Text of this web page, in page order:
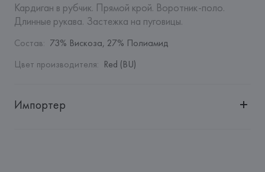
Кардиган в рубчик. Прямой крой. Воротник-поло.
Длинные рукава. Застежка на пуговицы.
Состав: 73% Вискоза, 27% Полиамид
Цвет производителя: Red (BU)
Импортер